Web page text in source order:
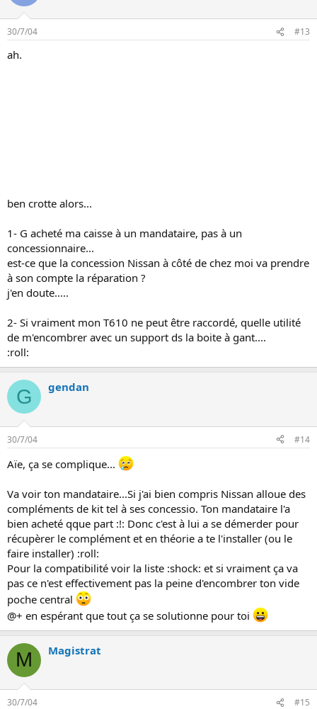
30/7/04 #13
ah.
ben crotte alors...
1- G acheté ma caisse à un mandataire, pas à un
concessionnaire...
est-ce que la concession Nissan à côté de chez moi va prendre
à son compte la réparation ?
j'en doute.....
2- Si vraiment mon T610 ne peut être raccordé, quelle utilité
de m'encombrer avec un support ds la boite à gant....
:roll:
G gendan
30/7/04 #14
Aïe, ça se complique...
Va voir ton mandataire...Si j'ai bien compris Nissan alloue des
compléments de kit tel à ses concessio. Ton mandataire l'a
bien acheté qque part :!: Donc c'est à lui a se démerder pour
récupèrer le complément et en théorie a te l'installer (ou le
faire installer) :roll:
Pour la compatibilité voir la liste :shock: et si vraiment ça va
pas ce n'est effectivement pas la peine d'encombrer ton vide
poche central
@+ en espérant que tout ça se solutionne pour toi
M Magistrat
30/7/04 #15